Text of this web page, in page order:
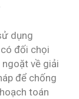
dụng
đối chọi
về giải
để chống
toán